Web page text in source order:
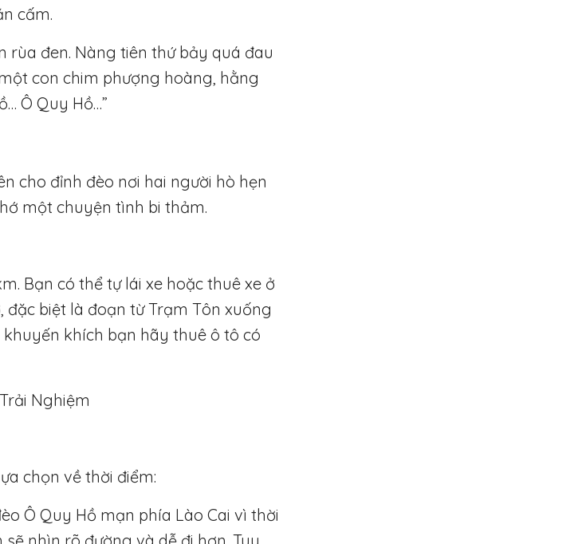
cấm.
đen. Nàng tiên thứ bảy quá đau
con chim phượng hoàng, hằng
Ô Quy Hồ…”
cho đỉnh đèo nơi hai người hò hẹn
một chuyện tình bi thảm.
Bạn có thể tự lái xe hoặc thuê xe ở
đặc biệt là đoạn từ Trạm Tôn xuống
khích bạn hãy thuê ô tô có
chọn về thời điểm:
Ô Quy Hồ mạn phía Lào Cai vì thời